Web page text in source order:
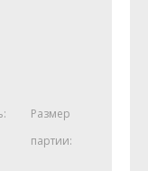
Размер
партии: